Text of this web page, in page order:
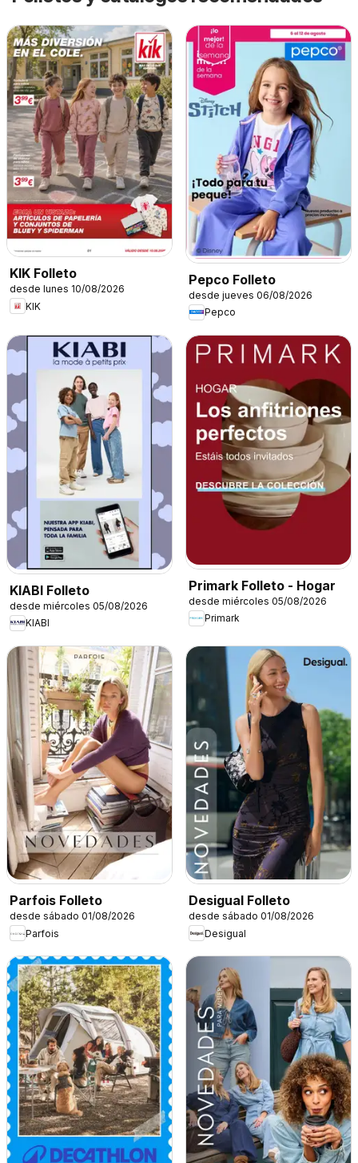
KIK Folleto
desde lunes 10/08/2026
KIK
Pepco Folleto
desde jueves 06/08/2026
Pepco
KIABI Folleto
desde miércoles 05/08/2026
KIABI
Primark Folleto - Hogar
desde miércoles 05/08/2026
Primark
Parfois Folleto
desde sábado 01/08/2026
Parfois
Desigual Folleto
desde sábado 01/08/2026
Desigual